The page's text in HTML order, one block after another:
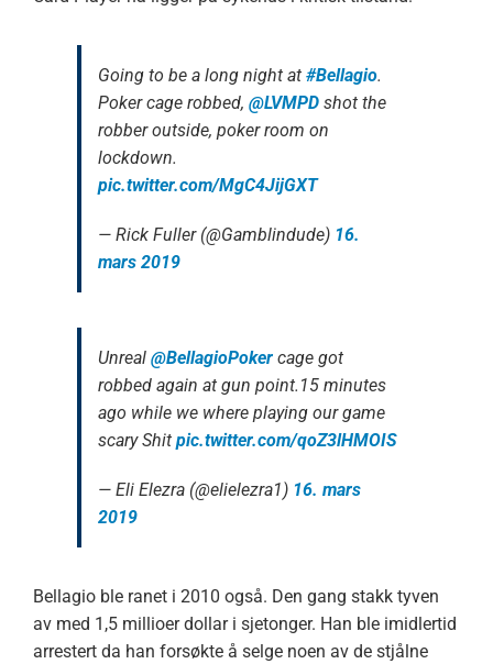
Going to be a long night at #Bellagio.
Poker cage robbed, @LVMPDshot the
robber outside, poker room on
lockdown.
pic.twitter.com/MgC4JijGXT
— Rick Fuller (@Gamblindude) 16.
mars 2019
Unreal ⁦ @BellagioPoker⁩ cage got
robbed again at gun point.15 minutes
ago while we where playing our game
scary Shit pic.twitter.com/qoZ3lHMOIS
— Eli Elezra (@elielezra1) 16. mars
2019
Bellagio ble ranet i 2010 også. Den gang stakk tyven
av med 1,5 millioer dollar i sjetonger. Han ble imidlertid
arrestert da han forsøkte å selge noen av de stjålne